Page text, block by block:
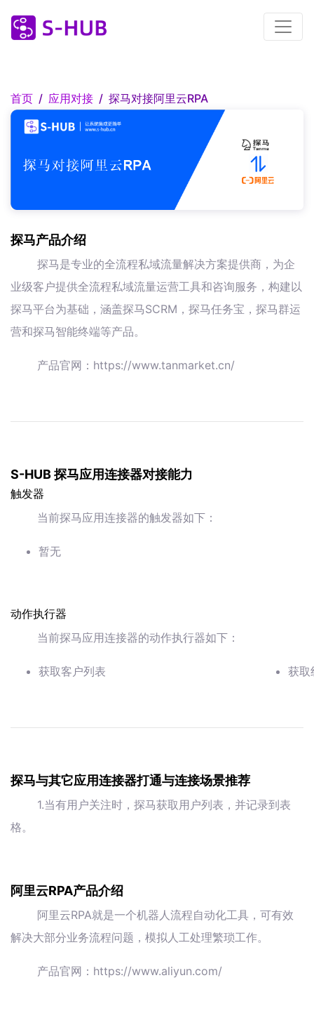
首页 应用对接 探马对接阿里云RPA
探马产品介绍
探马是专业的全流程私域流量解决方案提供商，为企
业级客户提供全流程私域流量运营工具和咨询服务，构建以
探马平台为基础，涵盖探马SCRM，探马任务宝，探马群运
营和探马智能终端等产品。
产品官网：https://www.tanmarket.cn/
S-HUB 探马应用连接器对接能力
触发器
当前探马应用连接器的触发器如下：
暂无
动作执行器
当前探马应用连接器的动作执行器如下：
获取客户列表 获取
探马与其它应用连接器打通与连接场景推荐
1.当有用户关注时，探马获取用户列表，并记录到表
格。
阿里云RPA产品介绍
阿里云RPA就是一个机器人流程自动化工具，可有效
解决大部分业务流程问题，模拟人工处理繁琐工作。
产品官网：https://www.aliyun.com/